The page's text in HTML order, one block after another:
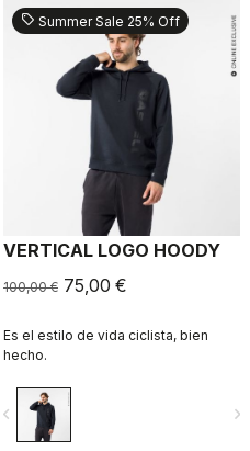
sell Summer Sale 25% Off
VERTICAL LOGO HOODY
100,00 € 75,00 €
Es el estilo de vida ciclista, bien
hecho.
navigate_next